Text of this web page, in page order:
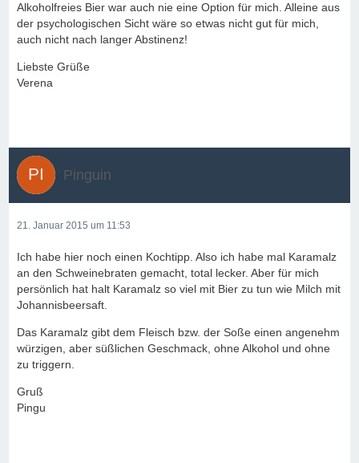
Alkoholfreies Bier war auch nie eine Option für mich. Alleine aus
der psychologischen Sicht wäre so etwas nicht gut für mich,
auch nicht nach langer Abstinenz!
Liebste Grüße
Verena
Pinguin
21. Januar 2015 um 11:53
Ich habe hier noch einen Kochtipp. Also ich habe mal Karamalz
an den Schweinebraten gemacht, total lecker. Aber für mich
persönlich hat halt Karamalz so viel mit Bier zu tun wie Milch mit
Johannisbeersaft.
Das Karamalz gibt dem Fleisch bzw. der Soße einen angenehm
würzigen, aber süßlichen Geschmack, ohne Alkohol und ohne
zu triggern.
Gruß
Pingu